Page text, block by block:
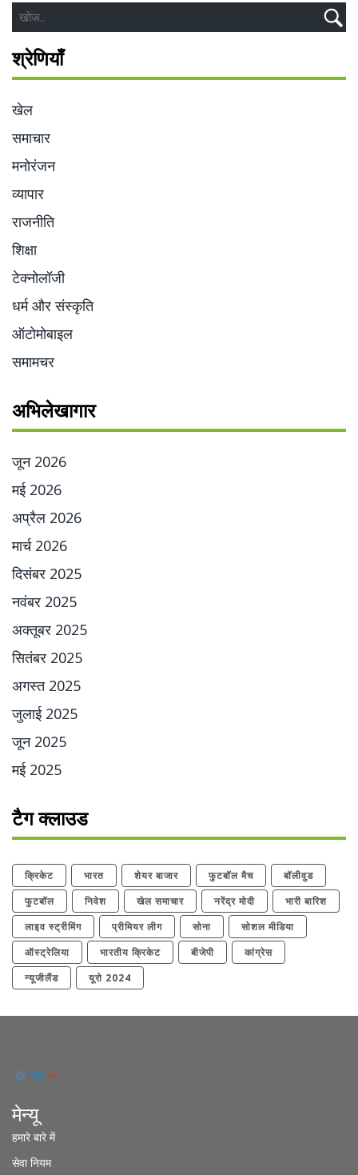
श्रेणियाँ
खेल
समाचार
मनोरंजन
व्यापार
राजनीति
शिक्षा
टेक्नोलॉजी
धर्म और संस्कृति
ऑटोमोबाइल
समामचर
अभिलेखागार
जून 2026
मई 2026
अप्रैल 2026
मार्च 2026
दिसंबर 2025
नवंबर 2025
अक्तूबर 2025
सितंबर 2025
अगस्त 2025
जुलाई 2025
जून 2025
मई 2025
टैग क्लाउड
क्रिकेट भारत शेयर बाजार फुटबॉल मैच
बॉलीवुड
फुटबॉल
निवेश खेल समाचार नरेंद्र मोदी
भारी बारिश
लाइव स्ट्रीमिंग
प्रीमियर लीग सोना
सोशल मीडिया
ऑस्ट्रेलिया
भारतीय क्रिकेट बीजेपी
कांग्रेस
न्यूजीलैंड
यूरो 2024
मेन्यू
हमारे बारे में
सेवा नियम